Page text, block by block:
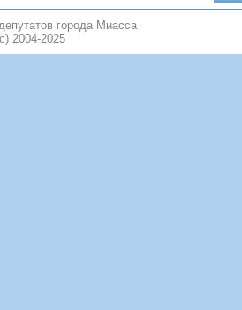
города Миасса
2004-2025